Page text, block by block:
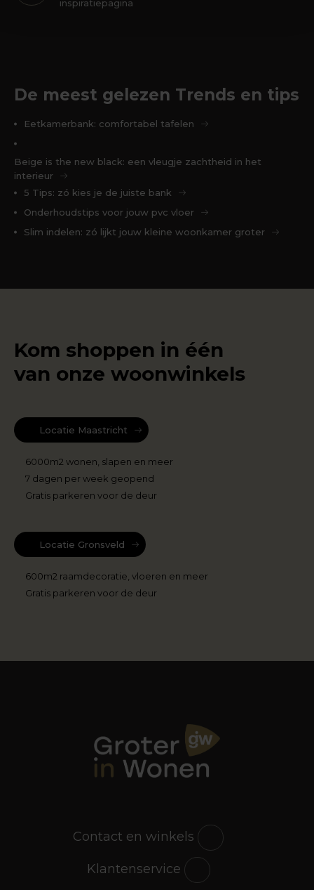
inspiratiepagina
De meest gelezen Trends en tips
Eetkamerbank: comfortabel tafelen
Beige is the new black: een vleugje zachtheid in het
interieur
5 Tips: zó kies je de juiste bank
Onderhoudstips voor jouw pvc vloer
Slim indelen: zó lijkt jouw kleine woonkamer groter
Kom shoppen in één
van onze woonwinkels
Locatie Maastricht
6000m2 wonen, slapen en meer
7 dagen per week geopend
Gratis parkeren voor de deur
Locatie Gronsveld
600m2 raamdecoratie, vloeren en meer
Gratis parkeren voor de deur
Contact en winkels
Klantenservice